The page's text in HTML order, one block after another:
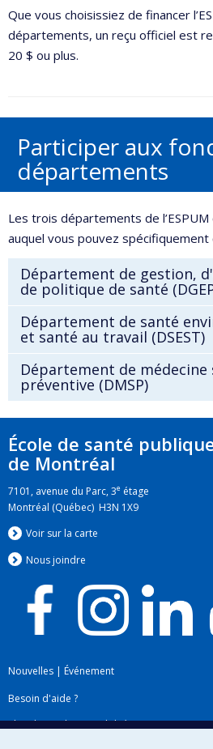
Que vous choisissiez de financer
départements, un reçu officiel est
20 $ ou plus.
Participer aux
départements
Les trois départements de
auquel vous pouvez spécifiquement
Département de gestion,
de politique de santé
Département de santé
et santé au travail (DSEST)
Département de médecine
préventive (DMSP)
École de santé
de Montréal
7101, avenue du Parc, 3e étage
Montréal (Québec) H3N 1X9
Voir sur la carte
Nous joindre
Nouvelles | Événement
Besoin d'aide ?
Plan du site|Accessibilité